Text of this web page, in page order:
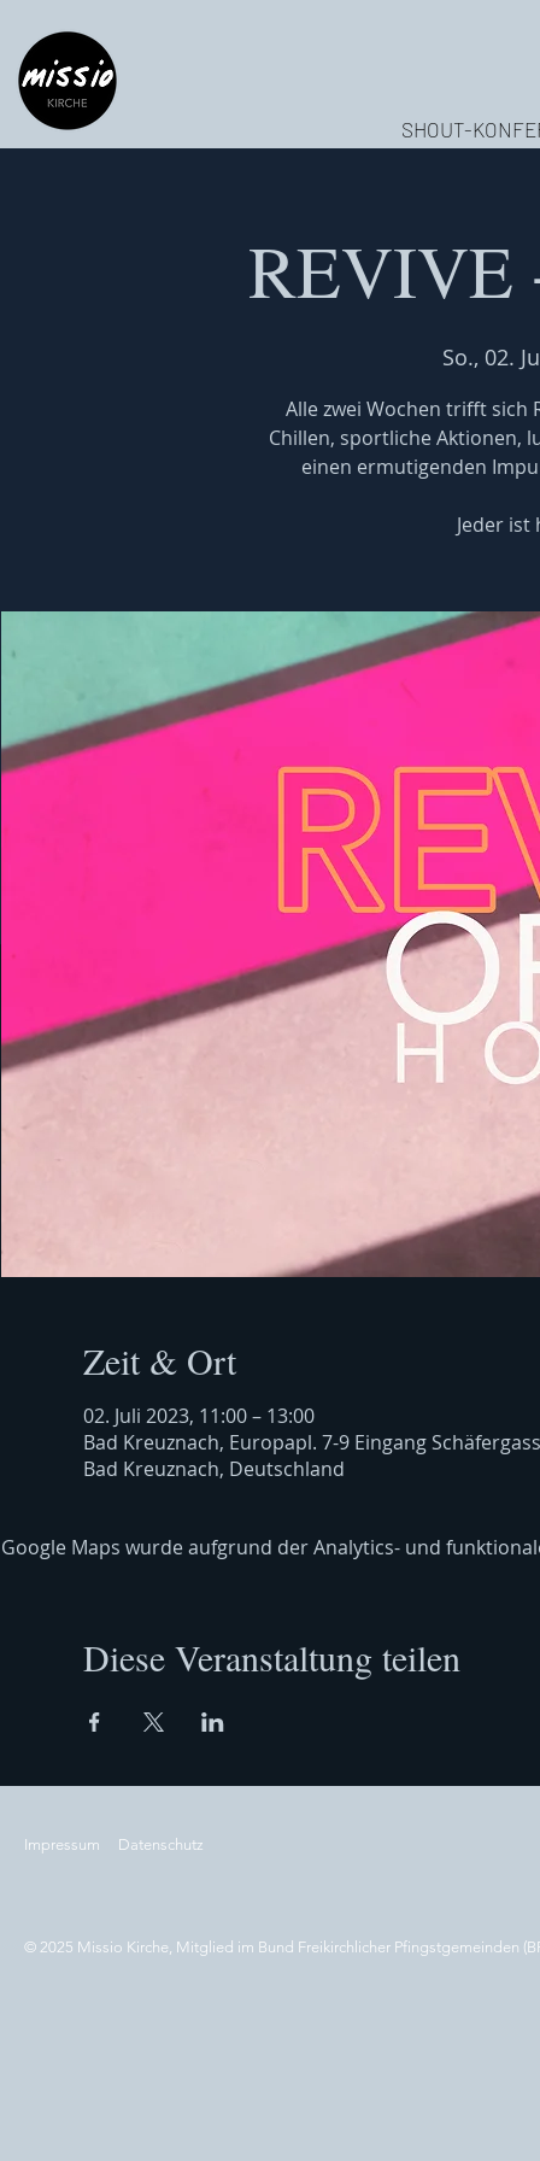
SHOUT-
REVIVE
So., 02.
Alle zwei Wochen trifft sich
Chillen, sportliche Aktionen,
einen ermutigenden
Jeder
Zeit & Ort
02. Juli 2023, 11:00 – 13:00
Bad Kreuznach, Europapl. 7-9 Eingang
Bad Kreuznach, Deutschland
Google Maps wurde aufgrund der Analytics- und
Diese Veranstaltung teilen
Impressum Datenschutz
© 2025 Missio Kirche, Mitglied im Bund Freikirchlicher Pfingstgemeinden